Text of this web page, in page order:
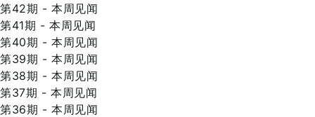
第42期 - 本周见闻
第41期 - 本周见闻
第40期 - 本周见闻
第39期 - 本周见闻
第38期 - 本周见闻
第37期 - 本周见闻
第36期 - 本周见闻